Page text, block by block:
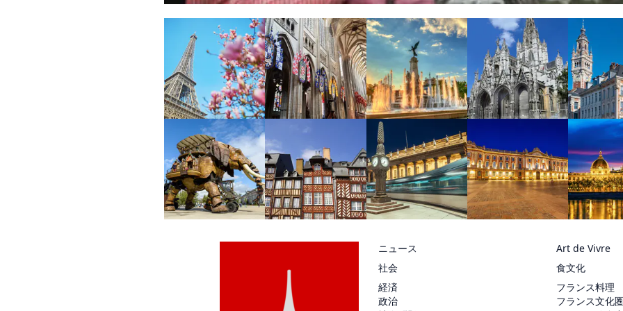
ニュース
社会
経済
政治
Art de Vivre
食文化
フランス料理
フランス文化